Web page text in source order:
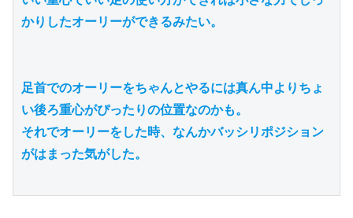
かりしたオーリーができるみたい。
足首でのオーリーをちゃんとやるには真ん中よりちょ
い後ろ重心がぴったりの位置なのかも。
それでオーリーをした時、なんかバッシリポジション
がはまった気がした。